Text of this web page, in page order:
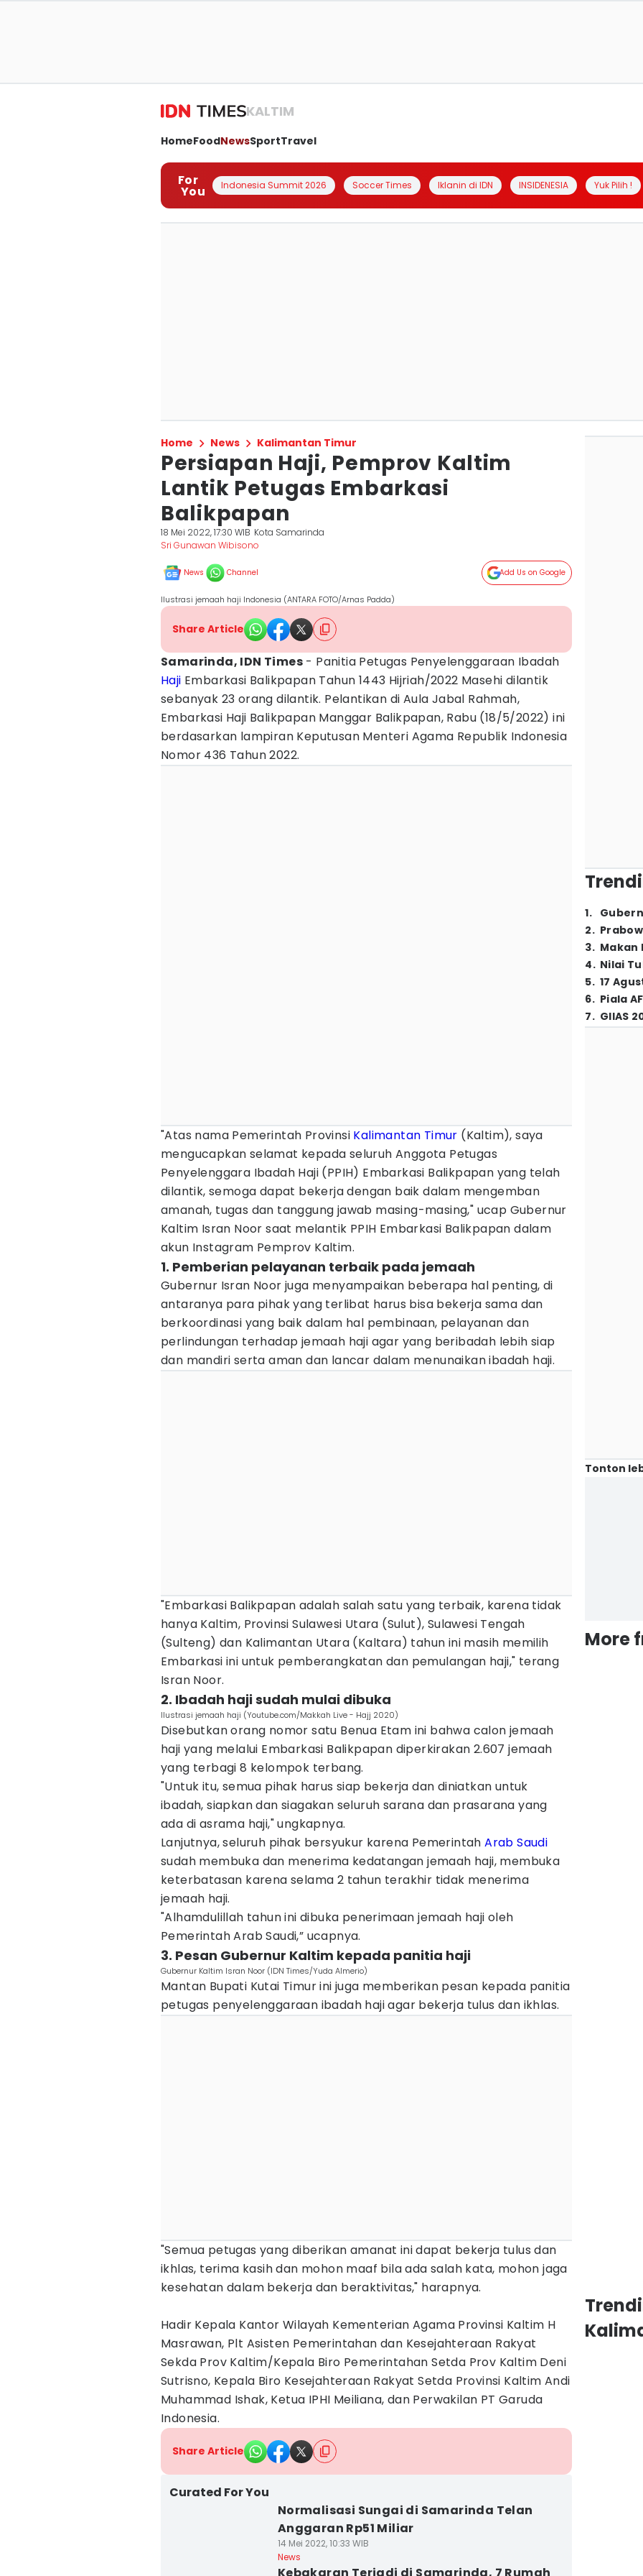
KALTIM
HomeFoodNewsSportTravel
For
You Indonesia Summit 2026 Soccer Times Iklanin di IDN INSIDENESIA Yuk Pilih !
Home News Kalimantan Timur
Persiapan Haji, Pemprov Kaltim
Lantik Petugas Embarkasi
Balikpapan
18 Mei 2022, 17:30 WIB Kota Samarinda
Sri Gunawan Wibisono
News Channel Add Us on Google
Ilustrasi jemaah haji Indonesia (ANTARA FOTO/Arnas Padda)
Share Article
Samarinda, IDN Times - Panitia Petugas Penyelenggaraan Ibadah
Haji Embarkasi Balikpapan Tahun 1443 Hijriah/2022 Masehi dilantik
sebanyak 23 orang dilantik. Pelantikan di Aula Jabal Rahmah,
Embarkasi Haji Balikpapan Manggar Balikpapan, Rabu (18/5/2022) ini
berdasarkan lampiran Keputusan Menteri Agama Republik Indonesia
Nomor 436 Tahun 2022.
"Atas nama Pemerintah Provinsi Kalimantan Timur (Kaltim), saya
mengucapkan selamat kepada seluruh Anggota Petugas
Penyelenggara Ibadah Haji (PPIH) Embarkasi Balikpapan yang telah
dilantik, semoga dapat bekerja dengan baik dalam mengemban
amanah, tugas dan tanggung jawab masing-masing," ucap Gubernur
Kaltim Isran Noor saat melantik PPIH Embarkasi Balikpapan dalam
akun Instagram Pemprov Kaltim.
1. Pemberian pelayanan terbaik pada jemaah
Gubernur Isran Noor juga menyampaikan beberapa hal penting, di
antaranya para pihak yang terlibat harus bisa bekerja sama dan
berkoordinasi yang baik dalam hal pembinaan, pelayanan dan
perlindungan terhadap jemaah haji agar yang beribadah lebih siap
dan mandiri serta aman dan lancar dalam menunaikan ibadah haji.
"Embarkasi Balikpapan adalah salah satu yang terbaik, karena tidak
hanya Kaltim, Provinsi Sulawesi Utara (Sulut), Sulawesi Tengah
(Sulteng) dan Kalimantan Utara (Kaltara) tahun ini masih memilih
Embarkasi ini untuk pemberangkatan dan pemulangan haji," terang
Isran Noor.
2. Ibadah haji sudah mulai dibuka
Ilustrasi jemaah haji (Youtube.com/Makkah Live - Hajj 2020)
Disebutkan orang nomor satu Benua Etam ini bahwa calon jemaah
haji yang melalui Embarkasi Balikpapan diperkirakan 2.607 jemaah
yang terbagi 8 kelompok terbang.
"Untuk itu, semua pihak harus siap bekerja dan diniatkan untuk
ibadah, siapkan dan siagakan seluruh sarana dan prasarana yang
ada di asrama haji," ungkapnya.
Lanjutnya, seluruh pihak bersyukur karena PemerintahArab Saudi
sudah membuka dan menerima kedatangan jemaah haji, membuka
keterbatasan karena selama 2 tahun terakhir tidak menerima
jemaah haji.
"Alhamdulillah tahun ini dibuka penerimaan jemaah haji oleh
Pemerintah Arab Saudi,” ucapnya.
3. Pesan Gubernur Kaltim kepada panitia haji
Gubernur Kaltim Isran Noor (IDN Times/Yuda Almerio)
Mantan Bupati Kutai Timur ini juga memberikan pesan kepada panitia
petugas penyelenggaraan ibadah haji agar bekerja tulus dan ikhlas.
"Semua petugas yang diberikan amanat ini dapat bekerja tulus dan
ikhlas, terima kasih dan mohon maaf bila ada salah kata, mohon jaga
kesehatan dalam bekerja dan beraktivitas," harapnya.
Hadir Kepala Kantor Wilayah Kementerian Agama Provinsi Kaltim H
Masrawan, Plt Asisten Pemerintahan dan Kesejahteraan Rakyat
Sekda Prov Kaltim/Kepala Biro Pemerintahan Setda Prov Kaltim Deni
Sutrisno, Kepala Biro Kesejahteraan Rakyat Setda Provinsi Kaltim Andi
Muhammad Ishak, Ketua IPHI Meiliana, dan Perwakilan PT Garuda
Indonesia.
Share Article
Curated For You
Normalisasi Sungai di Samarinda Telan
Anggaran Rp51 Miliar
14 Mei 2022, 10:33 WIB
News
1.
2.
3. Makan
4. Nilai
5. 17
6. Piala
7. GIIAS
Tonton
More